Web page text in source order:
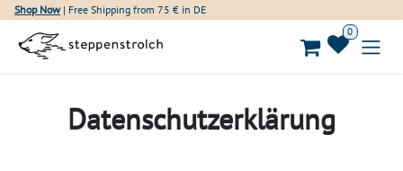
Skip to Content
Shop Now| Free Shipping from 75 € in DE
0
Datenschutzerklärung